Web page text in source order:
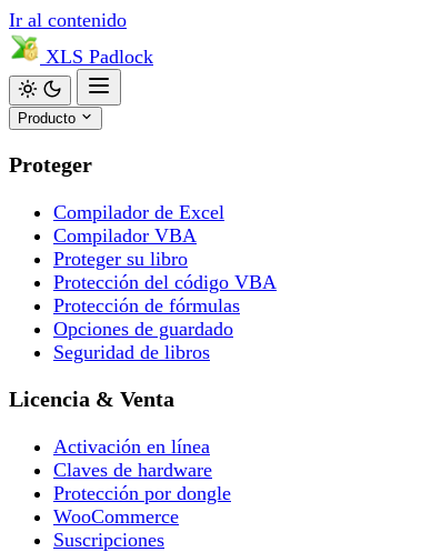
Ir al contenido
XLS Padlock
Producto
Proteger
Compilador de Excel
Compilador VBA
Proteger su libro
Protección del código VBA
Protección de fórmulas
Opciones de guardado
Seguridad de libros
Licencia & Venta
Activación en línea
Claves de hardware
Protección por dongle
WooCommerce
Suscripciones